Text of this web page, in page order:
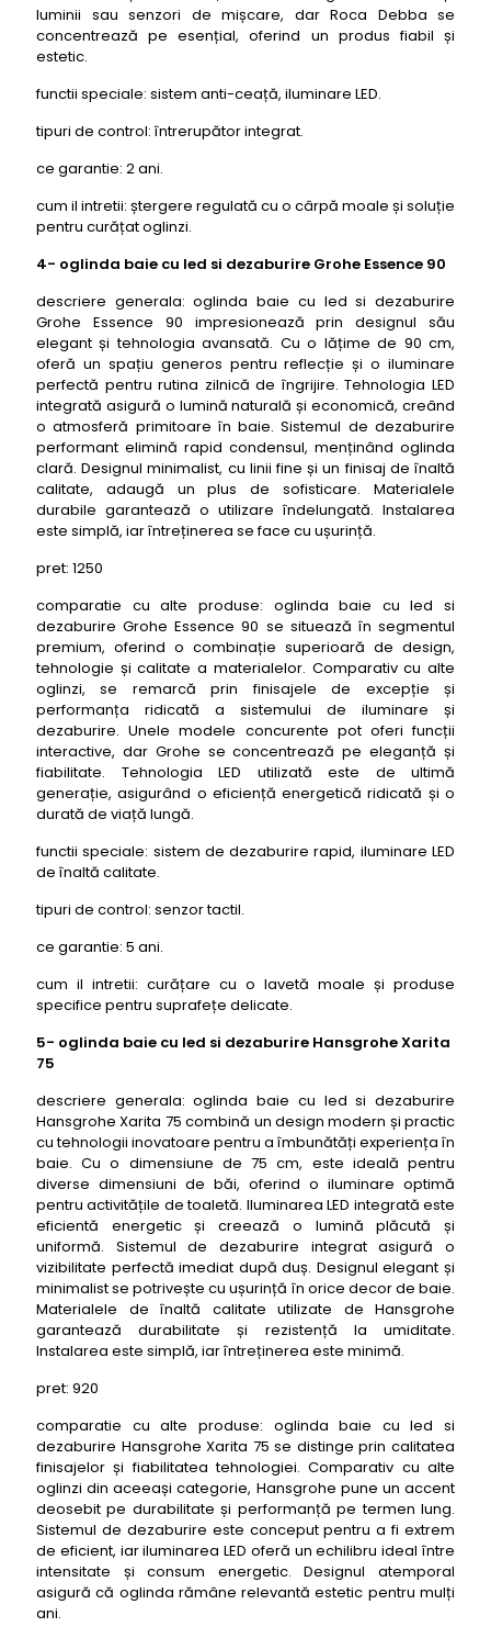
luminii sau senzori de mișcare, dar Roca Debba se
concentrează pe esențial, oferind un produs fiabil și
estetic.
functii speciale: sistem anti-ceață, iluminare LED.
tipuri de control: întrerupător integrat.
ce garantie: 2 ani.
cum il intretii: ștergere regulată cu o cârpă moale și soluție
pentru curățat oglinzi.
4- oglinda baie cu led si dezaburire Grohe Essence 90
descriere generala: oglinda baie cu led si dezaburire
Grohe Essence 90 impresionează prin designul său
elegant și tehnologia avansată. Cu o lățime de 90 cm,
oferă un spațiu generos pentru reflecție și o iluminare
perfectă pentru rutina zilnică de îngrijire. Tehnologia LED
integrată asigură o lumină naturală și economică, creând
o atmosferă primitoare în baie. Sistemul de dezaburire
performant elimină rapid condensul, menținând oglinda
clară. Designul minimalist, cu linii fine și un finisaj de înaltă
calitate, adaugă un plus de sofisticare. Materialele
durabile garantează o utilizare îndelungată. Instalarea
este simplă, iar întreținerea se face cu ușurință.
pret: 1250
comparatie cu alte produse: oglinda baie cu led si
dezaburire Grohe Essence 90 se situează în segmentul
premium, oferind o combinație superioară de design,
tehnologie și calitate a materialelor. Comparativ cu alte
oglinzi, se remarcă prin finisajele de excepție și
performanța ridicată a sistemului de iluminare și
dezaburire. Unele modele concurente pot oferi funcții
interactive, dar Grohe se concentrează pe eleganță și
fiabilitate. Tehnologia LED utilizată este de ultimă
generație, asigurând o eficiență energetică ridicată și o
durată de viață lungă.
functii speciale: sistem de dezaburire rapid, iluminare LED
de înaltă calitate.
tipuri de control: senzor tactil.
ce garantie: 5 ani.
cum il intretii: curățare cu o lavetă moale și produse
specifice pentru suprafețe delicate.
5- oglinda baie cu led si dezaburire Hansgrohe Xarita
75
descriere generala: oglinda baie cu led si dezaburire
Hansgrohe Xarita 75 combină un design modern și practic
cu tehnologii inovatoare pentru a îmbunătăți experiența în
baie. Cu o dimensiune de 75 cm, este ideală pentru
diverse dimensiuni de băi, oferind o iluminare optimă
pentru activitățile de toaletă. Iluminarea LED integrată este
eficientă energetic și creează o lumină plăcută și
uniformă. Sistemul de dezaburire integrat asigură o
vizibilitate perfectă imediat după duș. Designul elegant și
minimalist se potrivește cu ușurință în orice decor de baie.
Materialele de înaltă calitate utilizate de Hansgrohe
garantează durabilitate și rezistență la umiditate.
Instalarea este simplă, iar întreținerea este minimă.
pret: 920
comparatie cu alte produse: oglinda baie cu led si
dezaburire Hansgrohe Xarita 75 se distinge prin calitatea
finisajelor și fiabilitatea tehnologiei. Comparativ cu alte
oglinzi din aceeași categorie, Hansgrohe pune un accent
deosebit pe durabilitate și performanță pe termen lung.
Sistemul de dezaburire este conceput pentru a fi extrem
de eficient, iar iluminarea LED oferă un echilibru ideal între
intensitate și consum energetic. Designul atemporal
asigură că oglinda rămâne relevantă estetic pentru mulți
ani.